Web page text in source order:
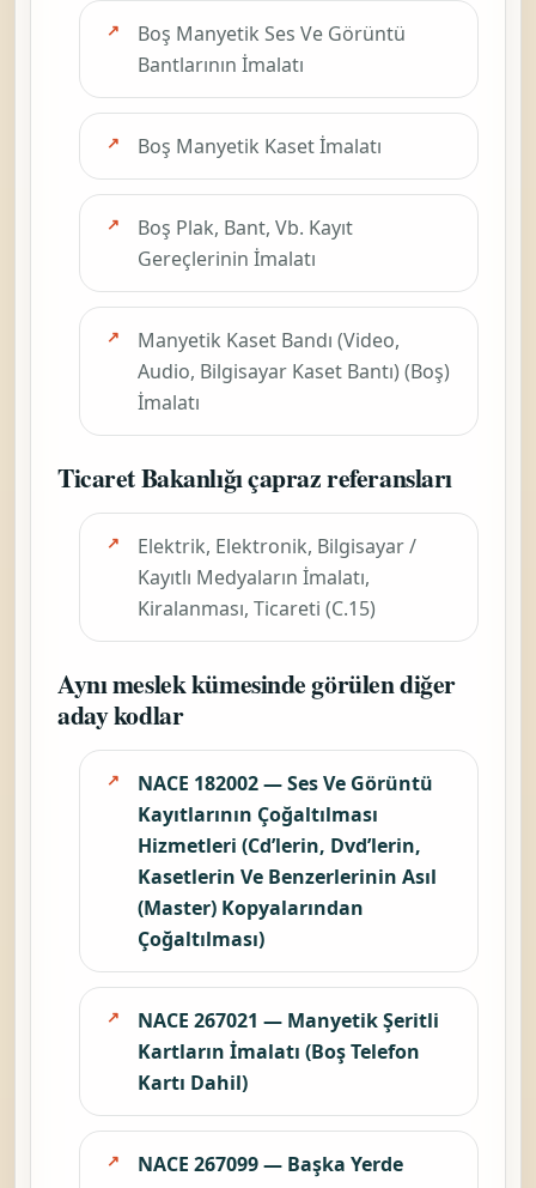
Boş Manyetik Ses Ve Görüntü
Bantlarının İmalatı
Boş Manyetik Kaset İmalatı
Boş Plak, Bant, Vb. Kayıt
Gereçlerinin İmalatı
Manyetik Kaset Bandı (Video,
Audio, Bilgisayar Kaset Bantı) (Boş)
İmalatı
Ticaret Bakanlığı çapraz referansları
Elektrik, Elektronik, Bilgisayar /
Kayıtlı Medyaların İmalatı,
Kiralanması, Ticareti (C.15)
Aynı meslek kümesinde görülen diğer
aday kodlar
NACE 182002 — Ses Ve Görüntü
Kayıtlarının Çoğaltılması
Hizmetleri (Cd’lerin, Dvd’lerin,
Kasetlerin Ve Benzerlerinin Asıl
(Master) Kopyalarından
Çoğaltılması)
NACE 267021 — Manyetik Şeritli
Kartların İmalatı (Boş Telefon
Kartı Dahil)
NACE 267099 — Başka Yerde